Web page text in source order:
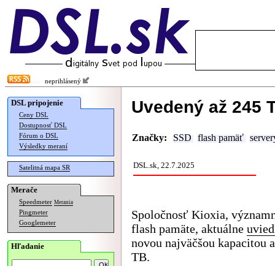
neprihlásený
DSL pripojenie
Ceny DSL
Dostupnosť DSL
Fórum o DSL
Výsledky meraní
Satelitná mapa SR
Merače
Speedmeter Merania
Pingmeter
Googlemeter
Hľadanie
Uvedený až 245
Značky: SSD flash pamäť
DSL.sk, 22.7.2025
Spoločnosť Kioxia,
flash pamäte, aktuálne
novou najväčšou kapacitou
TB.